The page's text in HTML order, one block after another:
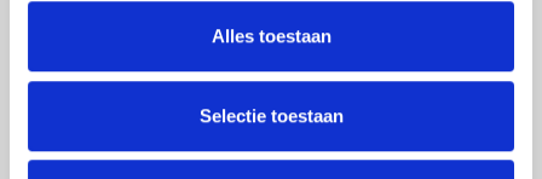
Alles toestaan
Selectie toestaan